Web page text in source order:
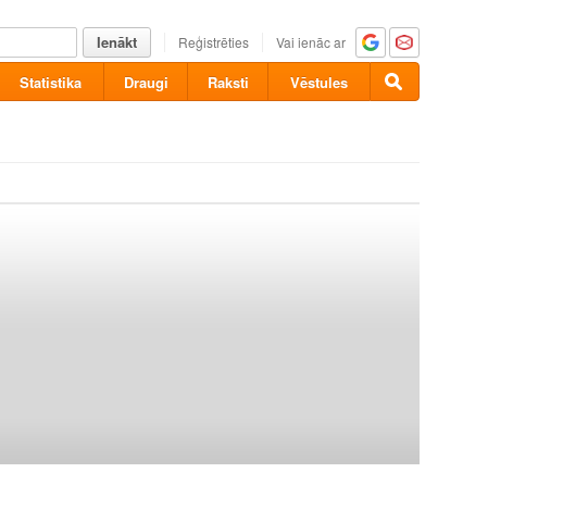
Ienākt Reģistrēties Vai ienāc ar
Statistika Draugi Raksti Vēstules